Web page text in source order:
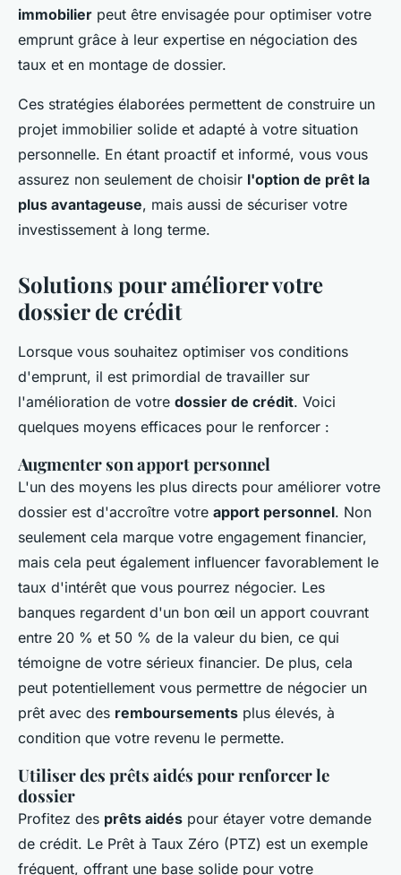
immobilier peut être envisagée pour optimiser votre
emprunt grâce à leur expertise en négociation des
taux et en montage de dossier.
Ces stratégies élaborées permettent de construire un
projet immobilier solide et adapté à votre situation
personnelle. En étant proactif et informé, vous vous
assurez non seulement de choisir l'option de prêt la
plus avantageuse, mais aussi de sécuriser votre
investissement à long terme.
Solutions pour améliorer votre
dossier de crédit
Lorsque vous souhaitez optimiser vos conditions
d'emprunt, il est primordial de travailler sur
l'amélioration de votre dossier de crédit. Voici
quelques moyens efficaces pour le renforcer :
Augmenter son apport personnel
L'un des moyens les plus directs pour améliorer votre
dossier est d'accroître votre apport personnel. Non
seulement cela marque votre engagement financier,
mais cela peut également influencer favorablement le
taux d'intérêt que vous pourrez négocier. Les
banques regardent d'un bon œil un apport couvrant
entre 20 % et 50 % de la valeur du bien, ce qui
témoigne de votre sérieux financier. De plus, cela
peut potentiellement vous permettre de négocier un
prêt avec des remboursements plus élevés, à
condition que votre revenu le permette.
Utiliser des prêts aidés pour renforcer le
dossier
Profitez des prêts aidés pour étayer votre demande
de crédit. Le Prêt à Taux Zéro (PTZ) est un exemple
fréquent, offrant une base solide pour votre